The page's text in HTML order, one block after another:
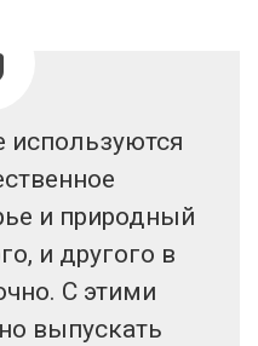
используются
и природный
и другого в
С этими
выпускать